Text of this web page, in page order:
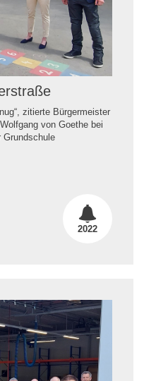
zitierte Bürgermeister
von Goethe bei
Grundschule
2022